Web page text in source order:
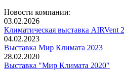
Новости компании:
03.02.2026
Климатическая выставка AIRVent
04.02.2023
Выставка Мир Климата 2023
28.02.2020
Выставка "Мир Климата 2020"